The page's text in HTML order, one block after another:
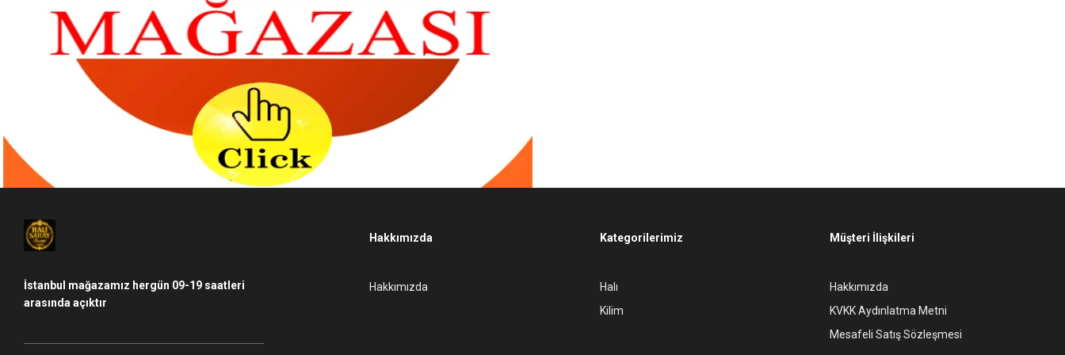
İstanbul mağazamız hergün 09-19 saatleri
arasında açıktır
Hakkımızda
Hakkımızda
Kategorilerimiz
Halı
Kilim
Müşteri İlişkileri
Hakkımızda
KVKK Aydınlatma Metni
Mesafeli Satış Sözleşmesi